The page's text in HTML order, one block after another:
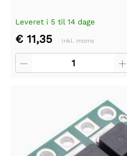
Leveret i 5 til 14 dage
€ 11,35 Inkl. moms